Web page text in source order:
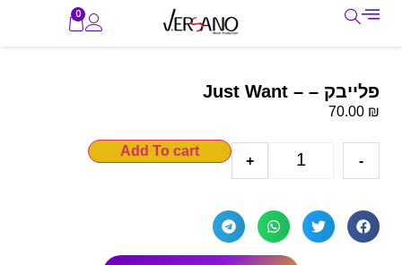
0
פלייבק – – Just Want
70.00 ₪
-
+
Add To cart